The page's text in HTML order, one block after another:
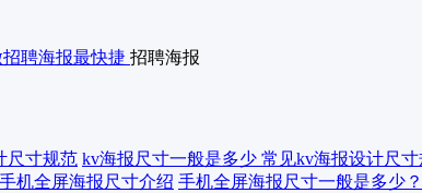
聘海报最快捷 招聘海报
kv海报尺寸一般是多少 常见kv海报设计尺
手机全屏海报尺寸一般是多少